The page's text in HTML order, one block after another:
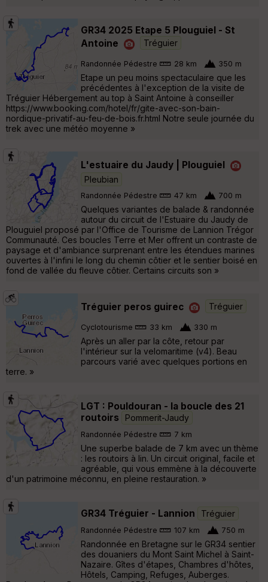
GR34 2025 Etape 5 Plouguiel - St
Antoine
Tréguier
Randonnée Pédestre 28 km 350 m
Etape un peu moins spectaculaire que les
précédentes à l'exception de la visite de
Tréguier Hébergement au top à Saint Antoine à conseiller
https://www.booking.com/hotel/fr/gite-avec-son-bain-
nordique-privatif-au-feu-de-bois.fr.html Notre seule journée du
trek avec une météo moyenne »
L'estuaire du Jaudy | Plouguiel
Pleubian
Randonnée Pédestre 47 km 700 m
Quelques variantes de balade & randonnée
autour du circuit de l'Estuaire du Jaudy de
Plouguiel proposé par l'Office de Tourisme de Lannion Trégor
Communauté. Ces boucles Terre et Mer offrent un contraste de
paysage et d'ambiance surprenant entre les étendues marines
ouvertes à l'infini le long du chemin côtier et le sentier boisé en
fond de vallée du fleuve côtier. Certains circuits son »
Tréguier peros guirec Tréguier
Cyclotourisme 33 km 330 m
Après un aller par la côte, retour par
l'intérieur sur la velomaritime (v4). Beau
parcours varié avec quelques portions en
terre. »
LGT : Pouldouran - la boucle des 21
routoirs
Pommerit-Jaudy
Randonnée Pédestre 7 km
Une superbe balade de 7 km avec un thème
: les routoirs à lin. Un circuit original, facile et
agréable, qui vous emmène à la découverte
d'un patrimoine méconnu, en pleine restauration. »
GR34 Tréguier - Lannion Tréguier
Randonnée Pédestre 107 km 750 m
Randonnée en Bretagne sur le GR34 sentier
des douaniers du Mont Saint Michel à Saint-
Nazaire. Gîtes d'étapes, Chambres d'hôtes,
Hôtels, Camping, Refuges, Auberges.